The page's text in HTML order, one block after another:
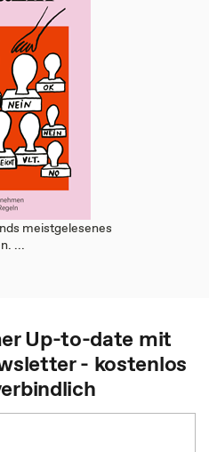
meistgelesenes
...
Up-to-date mit
- kostenlos